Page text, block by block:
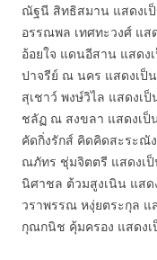
ณัฐนี สิทธิสมาน แสดงเ
อรรณพล เทศทะวงศ์ แส
อ้อยใจ แดนอีสาน แสดง
ปาจรีย์ ณ นคร แสดงเป็
สุเชาว์ พงษ์วิไล แสดงเ
ชลัฏ ณ สงขลา แสดงเป็
คัดกิ่งรักส์ คิดคิดสะระณัง
ณภัทร ชุ่มจิตตรี แสดงเป็
นิศาชล ต้วมสูงเนิน แสด
วราพรรณ หงุ่ยตระกุล แ
กุณกนิช คุ้มครอง แสดง